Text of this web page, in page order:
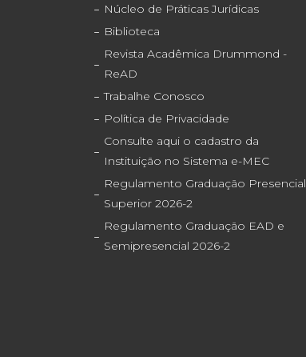
Núcleo de Práticas Jurídicas
Biblioteca
Revista Acadêmica Drummond -
ReAD
Trabalhe Conosco
Política de Privacidade
Consulte aqui o cadastro da
Instituição no Sistema e-MEC
Regulamento Graduação Presencial
Superior 2026-2
Regulamento Graduação EAD e
Semipresencial 2026-2